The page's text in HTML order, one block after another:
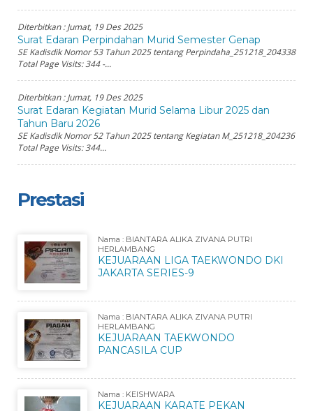
Diterbitkan :Jumat, 19 Des 2025
Surat Edaran Perpindahan Murid Semester Genap
SE Kadisdik Nomor 53 Tahun 2025 tentang Perpindaha_251218_204338
Total Page Visits: 344 -...
Diterbitkan :Jumat, 19 Des 2025
Surat Edaran Kegiatan Murid Selama Libur 2025 dan
Tahun Baru 2026
SE Kadisdik Nomor 52 Tahun 2025 tentang Kegiatan M_251218_204236
Total Page Visits: 344...
Prestasi
Nama : BIANTARA ALIKA ZIVANA PUTRI
HERLAMBANG
KEJUARAAN LIGA TAEKWONDO DKI
JAKARTA SERIES-9
Nama : BIANTARA ALIKA ZIVANA PUTRI
HERLAMBANG
KEJUARAAN TAEKWONDO
PANCASILA CUP
Nama : KEISHWARA
KEJUARAAN KARATE PEKAN